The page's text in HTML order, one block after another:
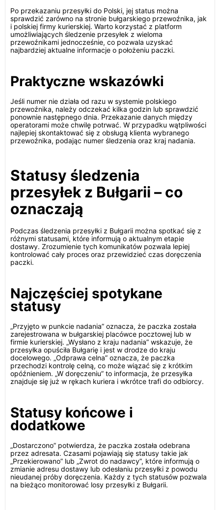
Po przekazaniu przesyłki do Polski, jej status można
sprawdzić zarówno na stronie bułgarskiego przewoźnika, jak
i polskiej firmy kurierskiej. Warto korzystać z platform
umożliwiających śledzenie przesyłek z wieloma
przewoźnikami jednocześnie, co pozwala uzyskać
najbardziej aktualne informacje o położeniu paczki.
Praktyczne wskazówki
Jeśli numer nie działa od razu w systemie polskiego
przewoźnika, należy odczekać kilka godzin lub sprawdzić
ponownie następnego dnia. Przekazanie danych między
operatorami może chwilę potrwać. W przypadku wątpliwości
najlepiej skontaktować się z obsługą klienta wybranego
przewoźnika, podając numer śledzenia oraz kraj nadania.
Statusy śledzenia
przesyłek z Bułgarii – co
oznaczają
Podczas śledzenia przesyłki z Bułgarii można spotkać się z
różnymi statusami, które informują o aktualnym etapie
dostawy. Zrozumienie tych komunikatów pozwala lepiej
kontrolować cały proces oraz przewidzieć czas doręczenia
paczki.
Najczęściej spotykane
statusy
„Przyjęto w punkcie nadania” oznacza, że paczka została
zarejestrowana w bułgarskiej placówce pocztowej lub w
firmie kurierskiej. „Wysłano z kraju nadania” wskazuje, że
przesyłka opuściła Bułgarię i jest w drodze do kraju
docelowego. „Odprawa celna” oznacza, że paczka
przechodzi kontrolę celną, co może wiązać się z krótkim
opóźnieniem. „W doręczeniu” to informacja, że przesyłka
znajduje się już w rękach kuriera i wkrótce trafi do odbiorcy.
Statusy końcowe i
dodatkowe
„Dostarczono” potwierdza, że paczka została odebrana
przez adresata. Czasami pojawiają się statusy takie jak
„Przekierowano” lub „Zwrot do nadawcy”, które informują o
zmianie adresu dostawy lub odesłaniu przesyłki z powodu
nieudanej próby doręczenia. Każdy z tych statusów pozwala
na bieżąco monitorować losy przesyłki z Bułgarii.